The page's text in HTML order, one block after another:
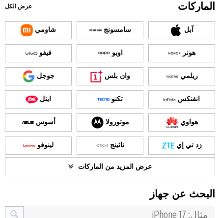
الماركات عرض الكل
آبل سامسونج شاومي
هونر اوبو فيفو
ريلمي وان بلس جوجل
انفنكس تكنو ايتل
هواوي موتورولا أسوس
زد تي إي ناثينج لينوفو
عرض المزيد من الماركات
البحث عن جهاز